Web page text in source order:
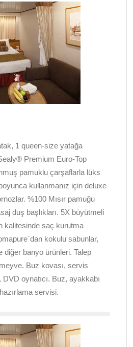
1 queen-size yatağa
Premium Euro-Top
pamuklu çarşaflarla lüks
kullanmanız için deluxe
%100 Mısır pamuğu
duş başlıkları. 5X büyütmeli
kalitesinde saç kurutma
kokulu sabunlar,
diğer banyo ürünleri. Talep
Buz kovası, servis
oynatıcı. Buz, ayakkabı
servisi.